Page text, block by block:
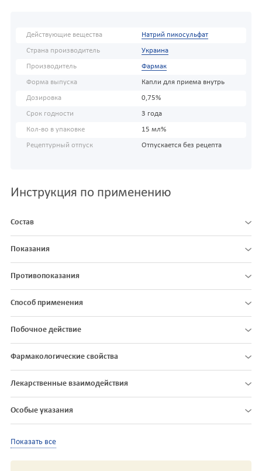
Действующие вещества Натрий пикосульфат
Страна производитель Украина
Производитель Фармак
Форма выпуска Капли для приема внутрь
Дозировка 0,75%
Срок годности 3 года
Кол-во в упаковке 15 мл%
Рецептурный отпуск Отпускается без рецепта
Инструкция по применению
Состав
Показания
Противопоказания
Способ применения
Побочное действие
Фармакологические свойства
Лекарственные взаимодействия
Особые указания
Показать все